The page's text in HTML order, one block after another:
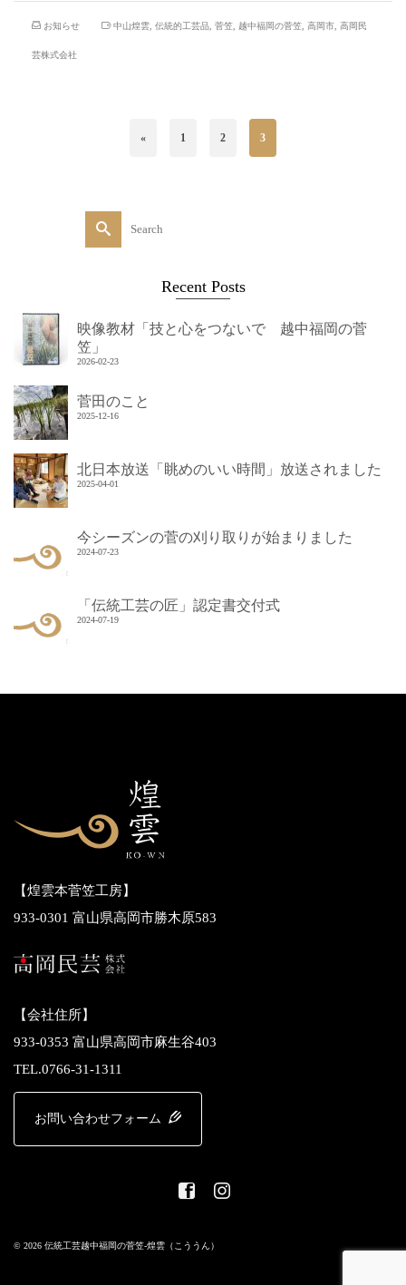
お知らせ 中山煌雲 伝統的工芸品 菅笠 越中福岡の菅笠 高岡市 高岡民
芸株式会社
« 1 2 3
Search
for:
Recent Posts
映像教材「技と心をつないで 越中福岡の菅
笠」
2026-02-23
菅田のこと
2025-12-16
北日本放送「眺めのいい時間」放送されました
2025-04-01
今シーズンの菅の刈り取りが始まりました
2024-07-23
「伝統工芸の匠」認定書交付式
2024-07-19
【煌雲本菅笠工房】
933-0301 富山県高岡市勝木原583
【会社住所】
933-0353 富山県高岡市麻生谷403
TEL.0766-31-1311
お問い合わせフォーム
© 2026 伝統工芸越中福岡の菅笠-煌雲（こううん）